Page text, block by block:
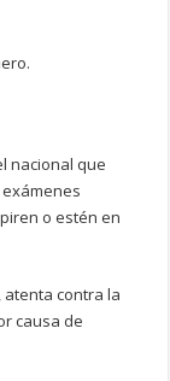
nacional que
o estén en
atenta contra la
causa de